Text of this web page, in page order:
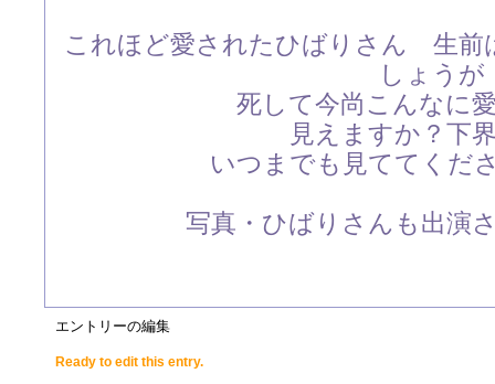
これほど愛されたひばりさん 生前
しょうが
死して今尚こんなに
見えますか？下
いつまでも見ててく
写真・ひばりさんも出演
エントリーの編集
Ready to edit this entry.